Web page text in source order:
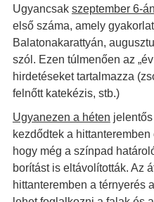
Ugyancsak szeptember 6-án
első száma, amely
Balatonakarattyán,
szól. Ezen túlmenően az
hirdetéseket tartalmazza
felnőtt katekézis, stb.)
Ugyanezen a héten
kezdődtek a
hogy még a színpad
borítást is eltávolították. Az
hittanteremben a térnyerés